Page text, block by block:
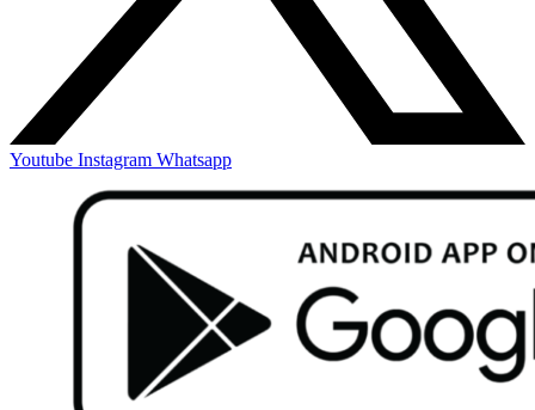
Youtube Instagram Whatsapp